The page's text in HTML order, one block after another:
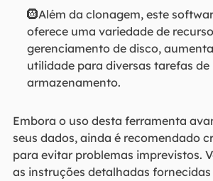
🛞Além da clonagem, este
oferece uma variedade de
gerenciamento de disco,
utilidade para diversas tarefas de
armazenamento.
Embora o uso desta ferramenta
seus dados, ainda é recomendado
para evitar problemas imprevistos.
as instruções detalhadas